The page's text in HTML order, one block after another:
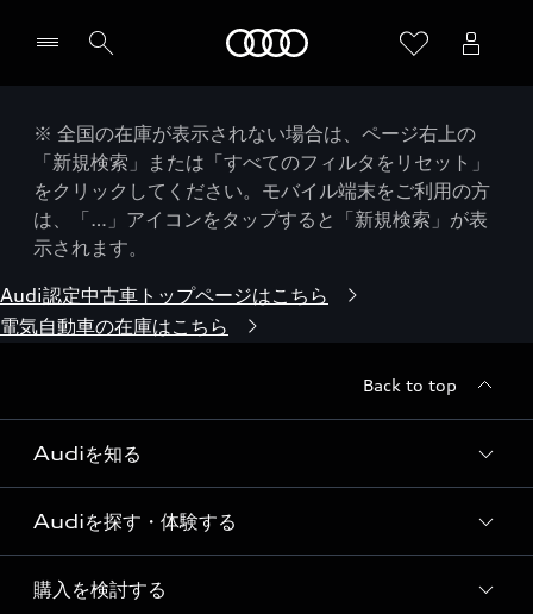
※ 全国の在庫が表示されない場合は、ページ右上の
「新規検索」または「すべてのフィルタをリセット」
をクリックしてください。モバイル端末をご利用の方
は、「…」アイコンをタップすると「新規検索」が表
示されます。
Audi認定中古車トップページはこちら
電気自動車の在庫はこちら
Back to top
Audiを知る
Audi ブランド
Story of Progress
Audiを探す・体験する
ディーラー検索
購入を検討する